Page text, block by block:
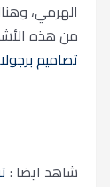
الهرمي،
من هذه
تصاميم
شاهد ايضا :